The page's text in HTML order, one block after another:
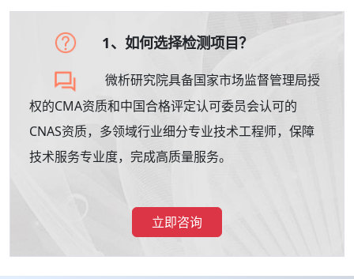
1、如何选择检测项目？
微析研究院具备国家市场监督管理局授
权的CMA资质和中国合格评定认可委员会认可的
CNAS资质，多领域行业细分专业技术工程师，保障
技术服务专业度，完成高质量服务。
立即咨询